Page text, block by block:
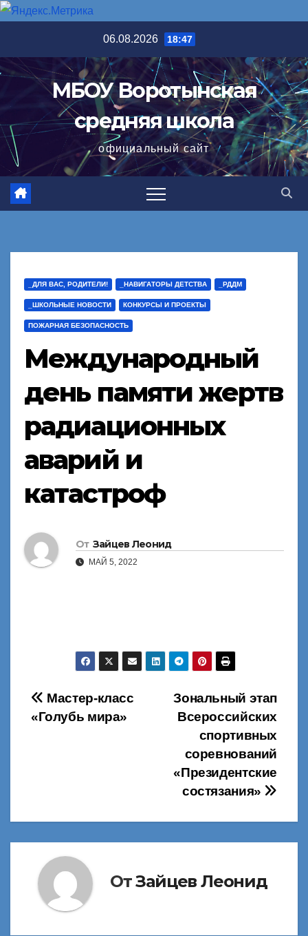
содержимому
06.08.2026 18:47
МБОУ Воротынская
средняя школа
официальный сайт
_ДЛЯ ВАС, РОДИТЕЛИ! _НАВИГАТОРЫ ДЕТСТВА _РДДМ
_ШКОЛЬНЫЕ НОВОСТИ КОНКУРСЫ И ПРОЕКТЫ
ПОЖАРНАЯ БЕЗОПАСНОСТЬ
Международный
день памяти жертв
радиационных
аварий и
катастроф
От Зайцев Леонид
МАЙ 5, 2022
Навигация
Зональный этап
Всероссийских
спортивных
соревнований
«Президентские
состязания»
Мастер-класс
«Голубь мира»
ОтЗайцев Леонид